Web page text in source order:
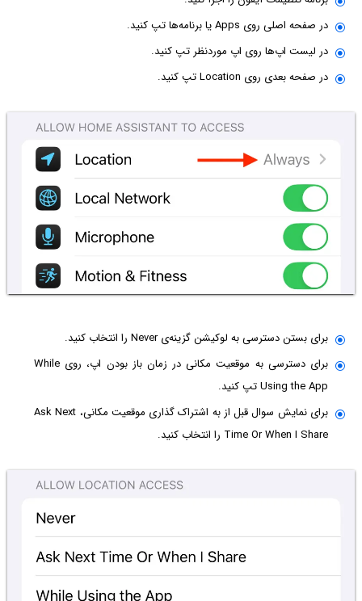
در صفحه اصلی روی Apps یا برنامه‌ها تپ کنید.
در لیست اپ‌ها روی اپ موردنظر تپ کنید.
در صفحه بعدی روی Location تپ کنید.
برای بستن دسترسی به لوکیشن گزینه‌ی Never را انتخاب کنید.
برای دسترسی به موقعیت مکانی در زمان باز بودن اپ، روی While
Using the App تپ کنید.
برای نمایش سوال قبل از به اشتراک گذاری موقعیت مکانی، Ask Next
Time Or When I Share را انتخاب کنید.